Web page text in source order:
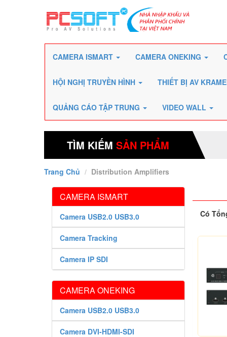
CAMERA ISMART CAMERA ONEKING
HỘI NGHỊ TRUYỀN HÌNH THIẾT BỊ AV
QUẢNG CÁO TẬP TRUNG VIDEO WALL
TÌM KIẾMSẢN PHẨM
Trang Chủ Distribution Amplifiers
CAMERA ISMART
Camera USB2.0 USB3.0
Camera Tracking
Camera IP SDI
CAMERA ONEKING
Camera USB2.0 USB3.0
Camera DVI-HDMI-SDI
Có